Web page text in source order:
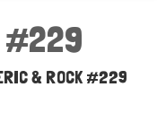
#229
& ROCK #229